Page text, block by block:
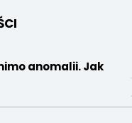
anomalii. Jak